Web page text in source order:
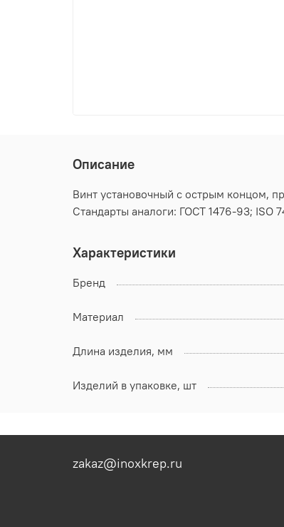
Описание
Винт установочный с острым концом,
Стандарты аналоги: ГОСТ 1476-93; ISO
Характеристики
Бренд
Материал
Длина изделия, мм
Изделий в упаковке, шт
zakaz@inoxkrep.ru